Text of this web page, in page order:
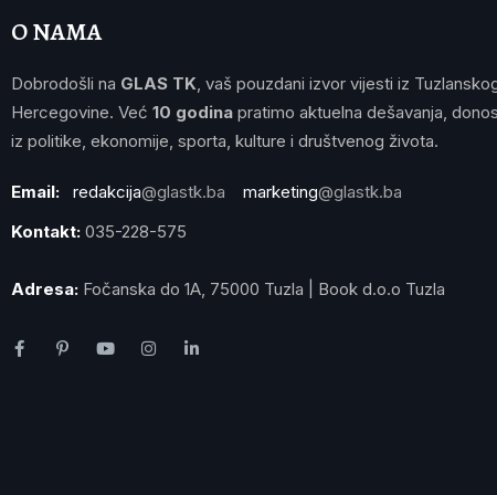
O NAMA
Dobrodošli na GLAS TK, vaš pouzdani izvor vijesti iz
Hercegovine. Već 10 godina pratimo aktuelna dešavanja,
iz politike, ekonomije, sporta, kulture i društvenog života.
Email: redakcija@glastk.ba marketing@glastk.ba
Kontakt: 035-228-575
Adresa: Fočanska do 1A, 75000 Tuzla | Book d.o.o Tuzla